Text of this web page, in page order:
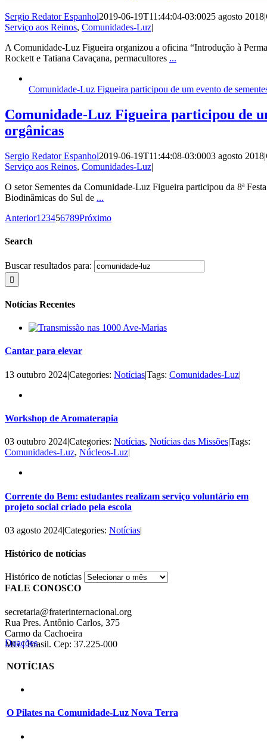
Sergio Redator Espanhol2019-06-19T11:44:04-03:0025 agosto 2018|
Serviço aos Reinos, Comunidades-Luz|
A Comunidade-Luz Figueira organizou a oficina “Introdução à
Rockett e Tatiana Cavaçana, permacultores ...
Comunidade-Luz Figueira participou de um evento de
Comunidade-Luz Figueira participou de
orgânicas
Sergio Redator Espanhol2019-06-19T11:44:08-03:0003 agosto 2018|
Serviço aos Reinos, Comunidades-Luz|
O setor Sementes da Comunidade-Luz Figueira participou da 8ª
Biodinâmicas do Sul de ...
Anterior1 23456789Próximo
Search
Buscar resultados para:
Notícias Recentes
Cantar para elevar
13 outubro 2024|Categories: Notícias|Tags: Comunidades-Luz|
Workshop de Aromaterapia
03 outubro 2024|Categories: Notícias, Notícias das Missões|Tags:
Comunidades-Luz, Núcleos-Luz|
Corrente do Bem: estudantes realizam serviço voluntário em
projeto social criado pela escola
03 agosto 2024|Categories: Notícias|
Histórico de notícias
Histórico de notícias
FALE CONOSCO
secretaria@fraterinternacional.org
Rua Pres. Antônio Carlos, 375
Carmo da Cachoeira
MG | Brasil. Cep: 37.225-000
Doações
NOTÍCIAS
O Pilates na Comunidade-Luz Nova Terra